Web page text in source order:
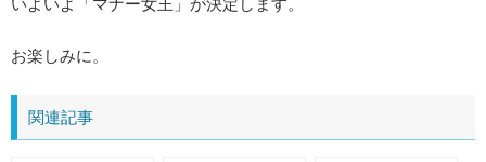
いよいよ「マナー女王」が決定します。
お楽しみに。
関連記事